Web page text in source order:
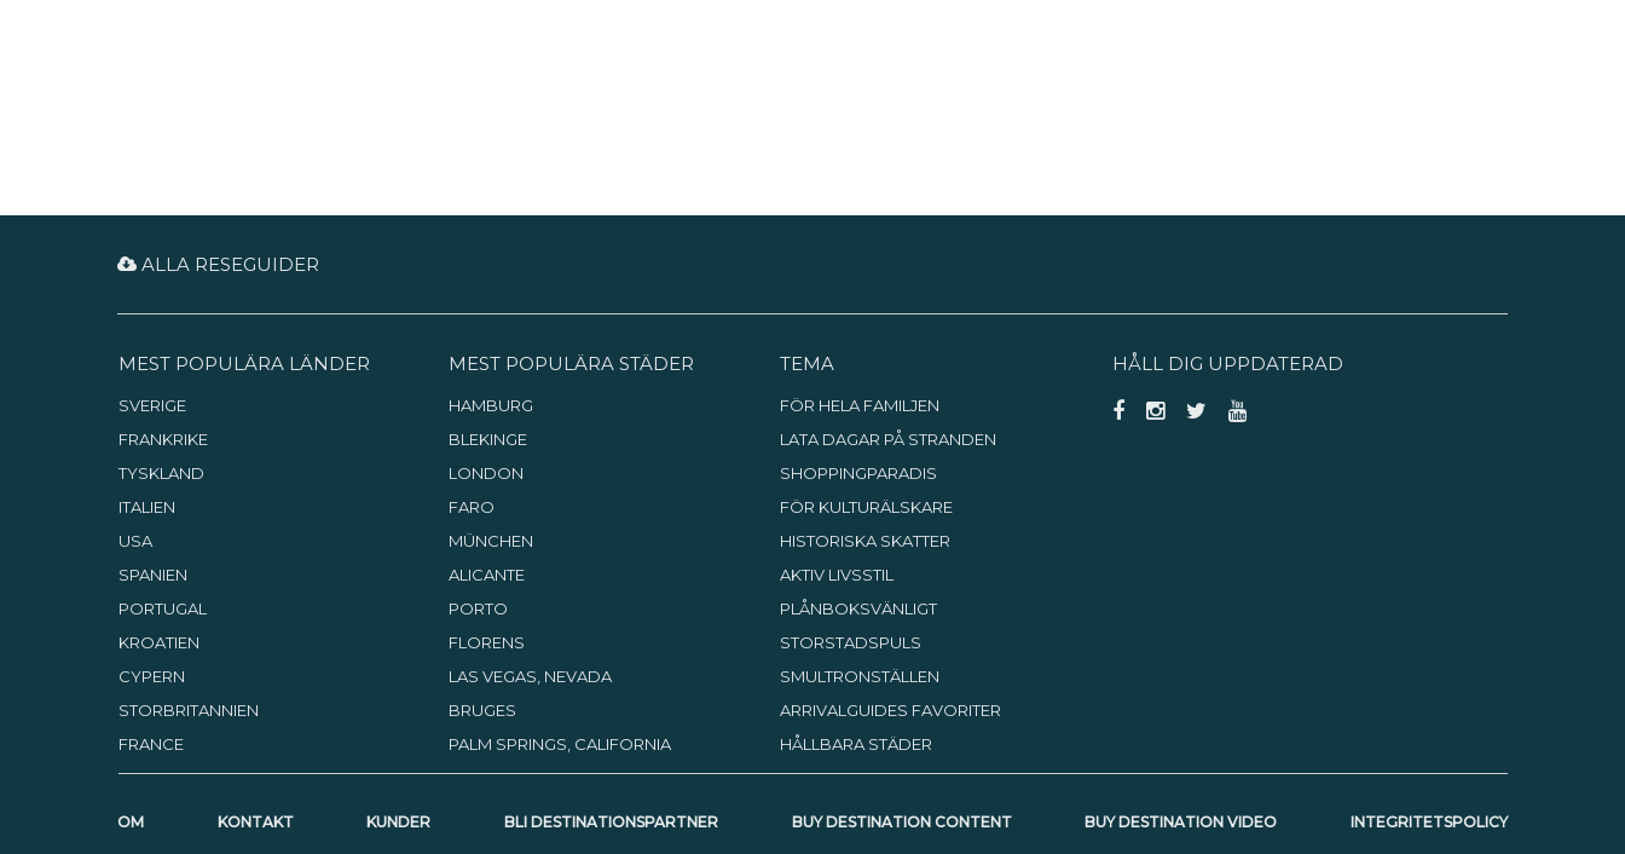
ALLA RESEGUIDER
MEST POPULÄRA LÄNDER
SVERIGE
FRANKRIKE
TYSKLAND
ITALIEN
USA
SPANIEN
PORTUGAL
KROATIEN
CYPERN
STORBRITANNIEN
FRANCE
MEST POPULÄRA STÄDER
HAMBURG
BLEKINGE
LONDON
FARO
MÜNCHEN
ALICANTE
PORTO
FLORENS
LAS VEGAS, NEVADA
BRUGES
PALM SPRINGS, CALIFORNIA
TEMA
FÖR HELA FAMILJEN
LATA DAGAR PÅ STRANDEN
SHOPPINGPARADIS
FÖR KULTURÄLSKARE
HISTORISKA SKATTER
AKTIV LIVSSTIL
PLÅNBOKSVÄNLIGT
STORSTADSPULS
SMULTRONSTÄLLEN
ARRIVALGUIDES FAVORITER
HÅLLBARA STÄDER
HÅLL DIG UPPDATERAD
OM KONTAKT KUNDER BLI DESTINATIONSPARTNER BUY DESTINATION CONTENT BUY DESTINATION VIDEO INTEGRITETSPOLICY